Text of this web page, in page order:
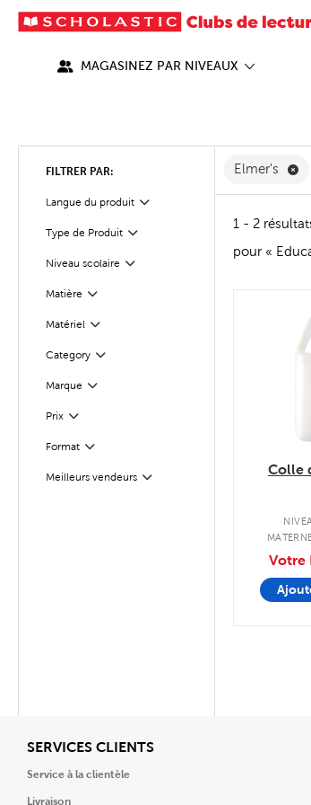
MAGASINEZ PAR NIVEAUX
FILTRER PAR:
Langue du produit
Filter
Type de Produit
Filter
Niveau scolaire
Filter
Matière
Filter
Matériel
Filter
Category
Filter
Marque Filter
Sélectionnés
PrixFilter
Sélectionnés
Format
Filter
Meilleurs vendeurs
Filter
Elmer's
1 - 2
pour «
quick
Colle
Votre
SERVICES CLIENTSAfficher
Service à la clientèle
Livraison